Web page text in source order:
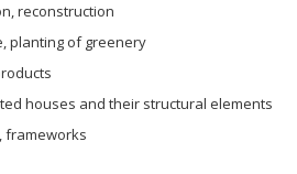
reconstruction
planting of greenery
houses and their structural elements
frameworks